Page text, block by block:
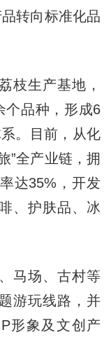
转向标准化品
生产基地，
个品种，形成6
。目前，从化
全产业链，拥
达35%，开发
、护肤品、冰
马场、古村等
游玩线路，并
形象及文创产